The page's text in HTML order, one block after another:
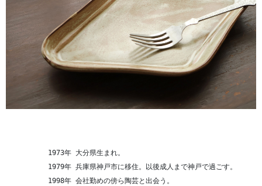
1973年 大分県生まれ。
1979年 兵庫県神戸市に移住。以後成人まで神戸で過ごす。
1998年 会社勤めの傍ら陶芸と出会う。